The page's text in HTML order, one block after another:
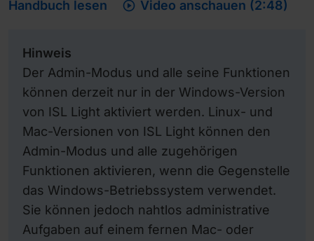
Handbuch lesen  Video anschauen (2:48)
Hinweis
Der Admin-Modus und alle seine Funktionen
können derzeit nur in der Windows-Version
von ISL Light aktiviert werden. Linux- und
Mac-Versionen von ISL Light können den
Admin-Modus und alle zugehörigen
Funktionen aktivieren, wenn die Gegenstelle
das Windows-Betriebssystem verwendet.
Sie können jedoch nahtlos administrative
Aufgaben auf einem fernen Mac- oder